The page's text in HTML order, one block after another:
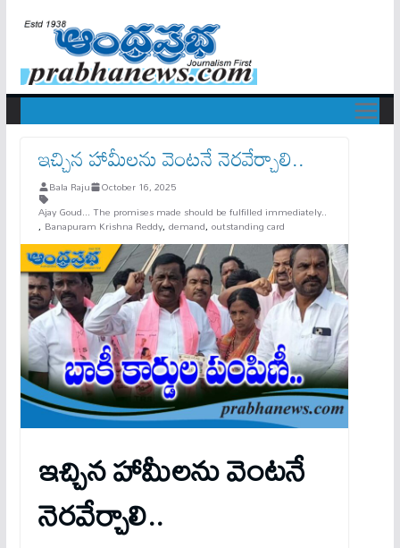
ఇచ్చిన హామీలను వెంటనే నెరవేర్చాలి..
Bala Raju
October 16, 2025
Ajay Goud... The promises made should be fulfilled immediately..
, Banapuram Krishna Reddy, demand, outstanding card
ఇచ్చిన హామీలను వెంటనే
నెరవేర్చాలి..